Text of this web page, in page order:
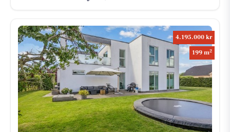
4.195.000 kr
199 m2